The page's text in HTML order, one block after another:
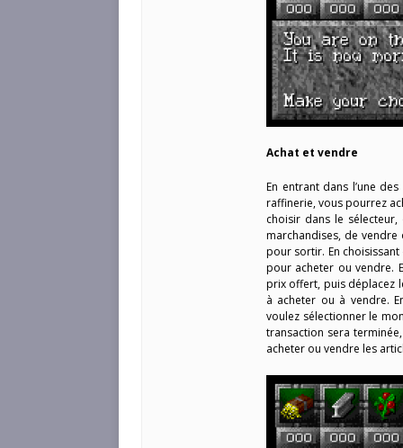
Achat et vendre
En entrant dans l’une
raffinerie, vous pourrez
choisir dans le
marchandises, de vendre
pour sortir. En
pour acheter ou vendre.
prix offert, puis déplacez
à acheter ou à vendre.
voulez sélectionner le
transaction sera
acheter ou vendre les